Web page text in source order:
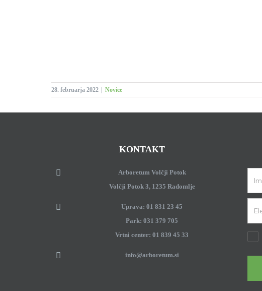
28. februarja 2022 Novice
KONTAKT
Arboretum Volčji Potok
Volčji Potok 3, 1235 Radomlje
Uprava: 01 831 23 45
Park: 031 379 705
Vrtni center: 01 839 45 33
info@arboretum.si